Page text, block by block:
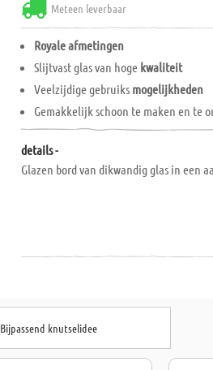
Meteen leverbaar
Royale afmetingen
Slijtvast glas van hoge kwaliteit
Veelzijdige gebruiks mogelijkheden
Gemakkelijk schoon te maken en te
details -
Glazen bord van dikwandig glas in een
Bijpassend knutselidee